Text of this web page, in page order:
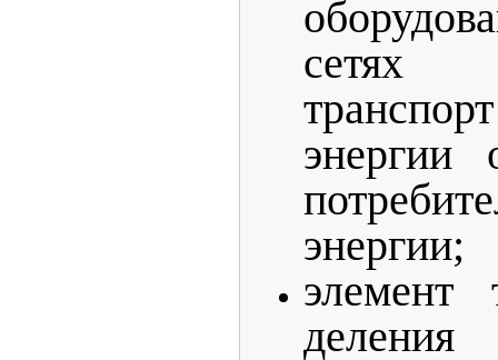
сетях
энергии
энергии;
элемент